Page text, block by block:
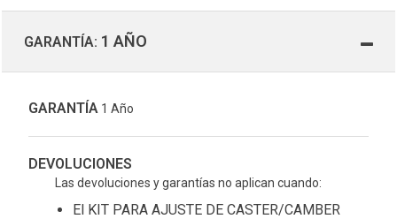
GARANTÍA: 1 AÑO
GARANTÍA 1 Año
DEVOLUCIONES
Las devoluciones y garantías no aplican cuando:
El KIT PARA AJUSTE DE CASTER/CAMBER